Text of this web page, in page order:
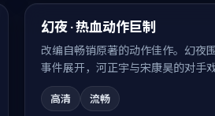
热门
幻夜 · 热血动作巨制
改编自畅销原著的动作佳作。幻夜
事件展开，河正宇与宋康昊的对手
制的代表场面。
高清
流畅